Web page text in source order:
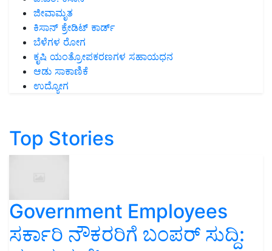
ಜೀವಾಮೃತ
ಕಿಸಾನ್ ಕ್ರೇಡಿಟ್ ಕಾರ್ಡ್
ಬೆಳೆಗಳ ರೋಗ
ಕೃಷಿ ಯಂತ್ರೋಪಕರಣಗಳ ಸಹಾಯಧನ
ಆಡು ಸಾಕಾಣಿಕೆ
ಉದ್ಯೋಗ
Top Stories
Government Employees
ಸರ್ಕಾರಿ ನೌಕರರಿಗೆ ಬಂಪರ್‌ ಸುದ್ದಿ: